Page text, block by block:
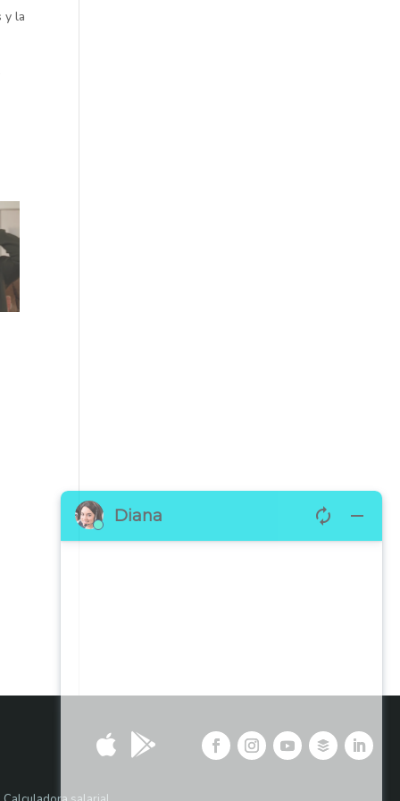
y la
 